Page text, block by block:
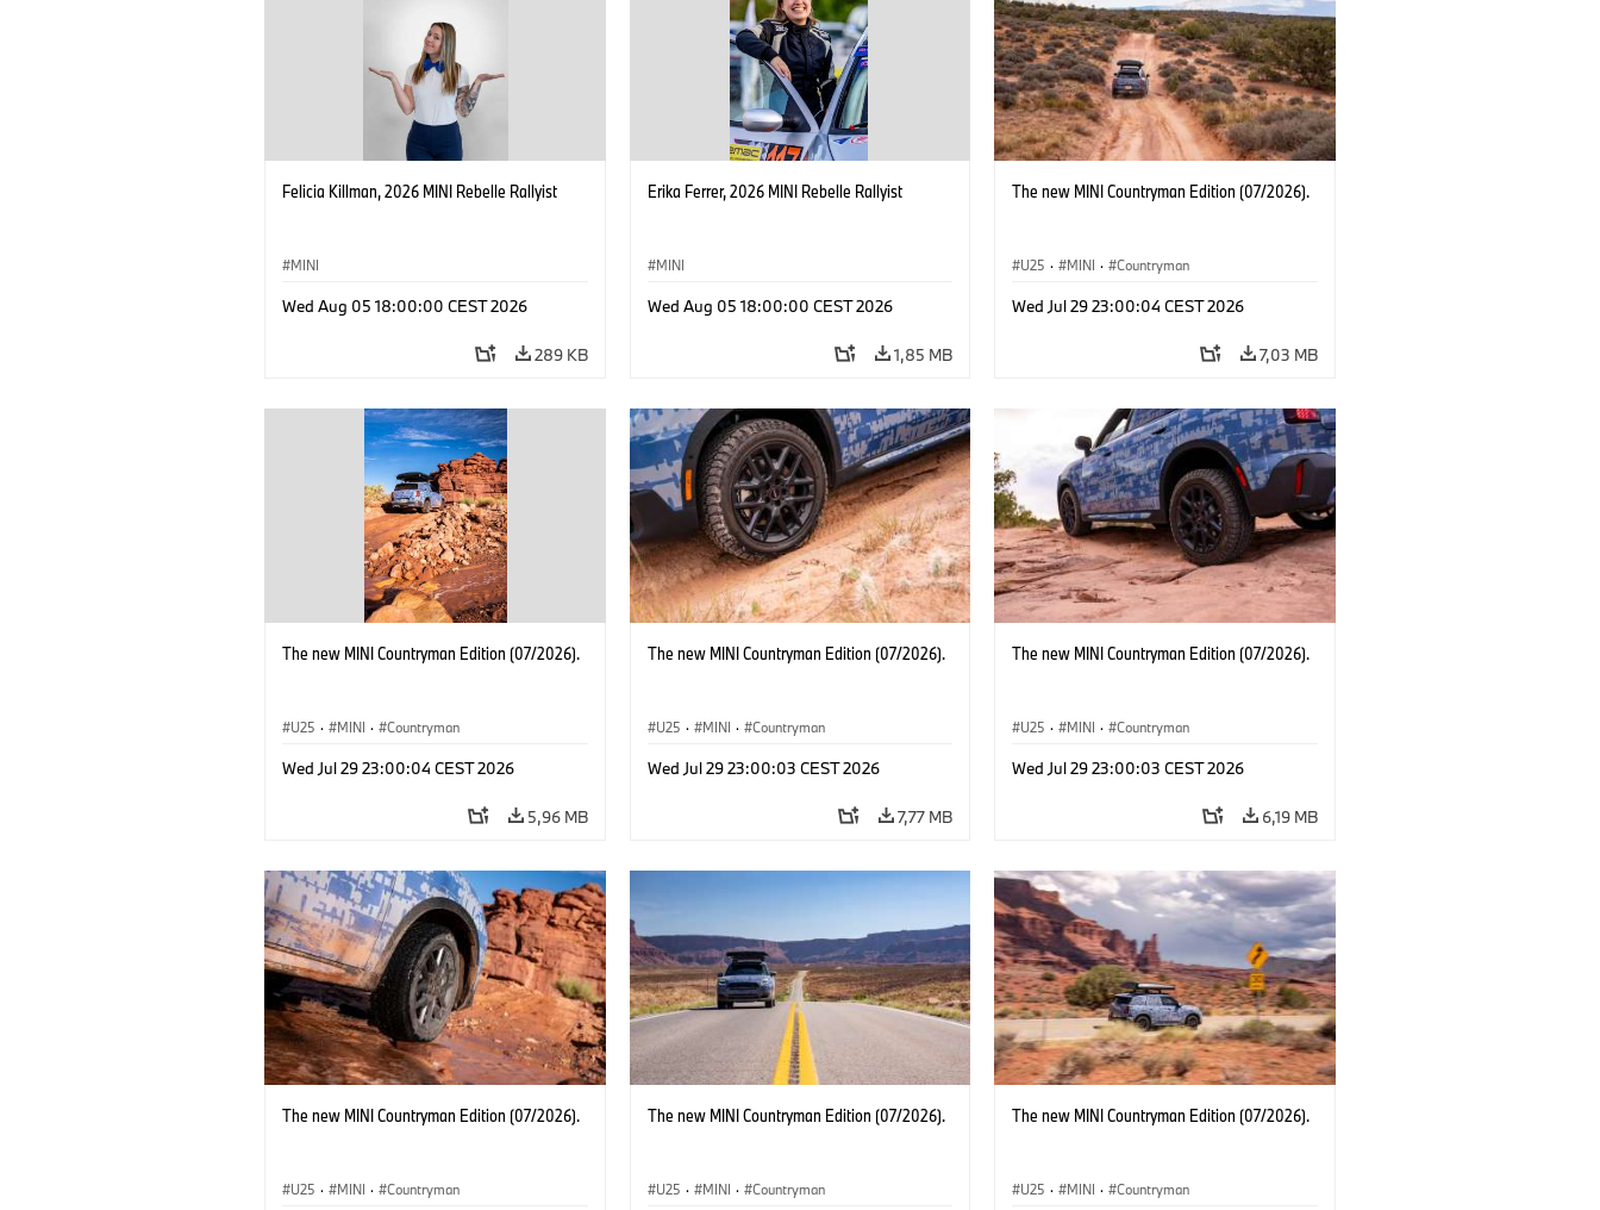
Felicia Killman, 2026 MINI Rebelle Rallyist
MINI
Wed Aug 05 18:00:00 CEST 2026
289 KB
Erika Ferrer, 2026 MINI Rebelle Rallyist
MINI
Wed Aug 05 18:00:00 CEST 2026
1,85 MB
The new MINI Countryman Edition (07/2026).
U25 · MINI · Countryman
Wed Jul 29 23:00:04 CEST 2026
7,03 MB
The new MINI Countryman Edition (07/2026).
U25 · MINI · Countryman
Wed Jul 29 23:00:04 CEST 2026
5,96 MB
The new MINI Countryman Edition (07/2026).
U25 · MINI · Countryman
Wed Jul 29 23:00:03 CEST 2026
7,77 MB
The new MINI Countryman Edition (07/2026).
U25 · MINI · Countryman
Wed Jul 29 23:00:03 CEST 2026
6,19 MB
The new MINI Countryman Edition (07/2026).
U25 · MINI · Countryman
The new MINI Countryman Edition (07/2026).
U25 · MINI · Countryman
The new MINI Countryman Edition (07/2026).
U25 · MINI · Countryman